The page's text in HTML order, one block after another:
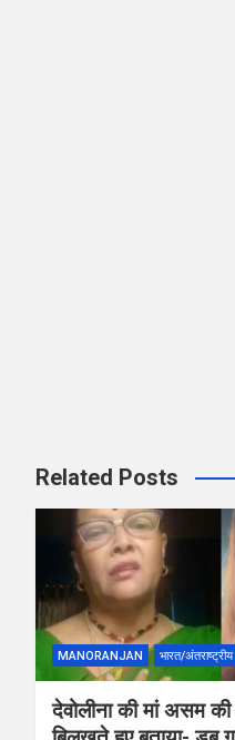
Related Posts
MANORANJAN भारत/अंतराष्ट्रीय
देवोलीना की मां असम